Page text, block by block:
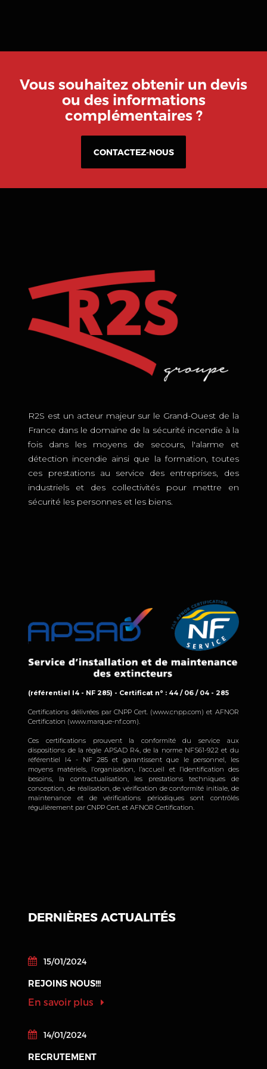
Vous souhaitez obtenir un devis
ou des informations
complémentaires ?
CONTACTEZ-NOUS
R2S est un acteur majeur sur le Grand-Ouest de la
France dans le domaine de la sécurité incendie à la
fois dans les moyens de secours, l'alarme et
détection incendie ainsi que la formation, toutes
ces prestations au service des entreprises, des
industriels et des collectivités pour mettre en
sécurité les personnes et les biens.
(référentiel I4 - NF 285) - Certificat n° : 44 / 06 / 04 - 285
Certifications délivrées par CNPP Cert. (www.cnpp.com) et AFNOR
Certification (www.marque-nf.com).
Ces certifications prouvent la conformité du service aux
dispositions de la règle APSAD R4, de la norme NFS61-922 et du
référentiel I4 - NF 285 et garantissent que le personnel, les
moyens matériels, l’organisation, l’accueil et l’identification des
besoins, la contractualisation, les prestations techniques de
conception, de réalisation, de vérification de conformité initiale, de
maintenance et de vérifications périodiques sont contrôlés
régulièrement par CNPP Cert. et AFNOR Certification.
DERNIÈRES ACTUALITÉS
15/01/2024
REJOINS NOUS!!!
En savoir plus
14/01/2024
RECRUTEMENT